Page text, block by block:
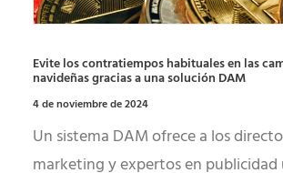
Evite los contratiempos habituales en las
navideñas gracias a una solución DAM
4 de noviembre de 2024
Un sistema DAM ofrece a los
marketing y expertos en publicidad